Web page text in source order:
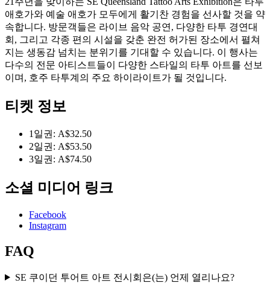
애호가와 예술 애호가 모두에게 활기찬 경험을 선사할 것을 약
속합니다. 방문객들은 라이브 음악 공연, 다양한 타투 경연대
회, 그리고 각종 편의 시설을 갖춘 완전 허가된 장소에서 펼쳐
지는 생동감 넘치는 분위기를 기대할 수 있습니다. 이 행사는
다수의 전문 아티스트들이 다양한 스타일의 타투 아트를 선보
이며, 호주 타투계의 주요 하이라이트가 될 것입니다.
티켓 정보
1일권: A$32.50
2일권: A$53.50
3일권: A$74.50
소셜 미디어 링크
Facebook
Instagram
FAQ
SE 쿠이던 투어트 아트 전시회은(는) 언제 열리나요?